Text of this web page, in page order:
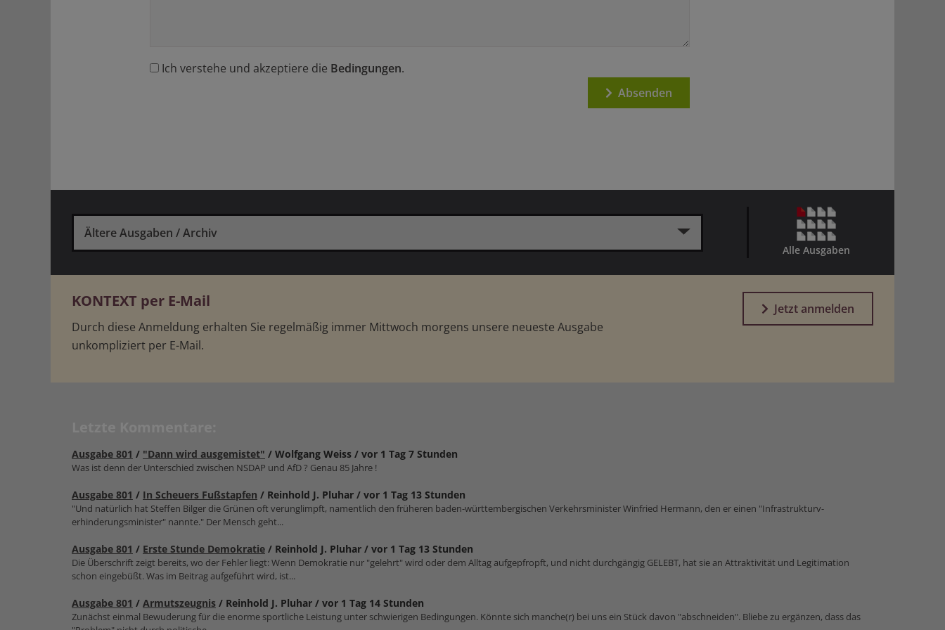
Ich verstehe und akzeptiere die Bedingungen.
Absenden
Ältere Ausgaben / Archiv
Alle Ausgaben
KONTEXT per E-Mail
Durch diese Anmeldung erhalten Sie regelmäßig immer Mittwoch morgens unsere neueste Ausgabe
unkompliziert per E-Mail.
Jetzt anmelden
Ausgabe 801 / "Dann wird ausgemistet" / Wolfgang Weiss / vor 1 Tag 7 Stunden
Was ist denn der Unterschied zwischen NSDAP und AfD ? Genau 85 Jahre !
Ausgabe 801 / In Scheuers Fußstapfen / Reinhold J. Pluhar / vor 1 Tag 13 Stunden
"Und natürlich hat Steffen Bilger die Grünen oft verunglimpft, namentlich den früheren baden-württembergischen Verkehrsminister Winfried Hermann, den er einen "Infrastrukturv­
erhinderungsmin­ister" nannte." Der Mensch geht...
Ausgabe 801 / Erste Stunde Demokratie / Reinhold J. Pluhar / vor 1 Tag 13 Stunden
Die Überschrift zeigt bereits, wo der Fehler liegt: Wenn Demokratie nur "gelehrt" wird oder dem Alltag aufgepfropft, und nicht durchgängig GELEBT, hat sie an Attraktivität und Legitimation
schon eingebüßt. Was im Beitrag aufgeführt wird, ist...
Ausgabe 801 / Armutszeugnis / Reinhold J. Pluhar / vor 1 Tag 14 Stunden
Zunächst einmal Bewuderung für die enorme sportliche Leistung unter schwierigen Bedingungen. Könnte sich manche(r) bei uns ein Stück davon "abschneiden". Bliebe zu ergänzen, dass das